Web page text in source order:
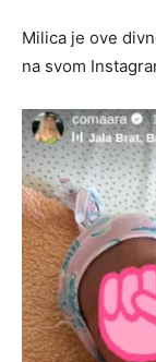
Milica je ove
na svom